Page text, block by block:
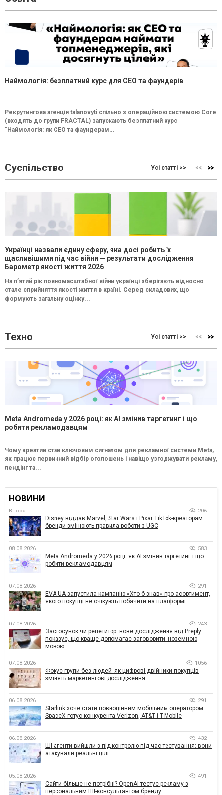
Наймологія: безплатний курс для CEO та фаундерів
Рекрутингова агенція talanovyti спільно з операційною системою Core
(входять до групи FRACTAL) запускають безплатний курс
"Наймологія: як СEO та фаундерам...
Суспільство Усі статті >>
Українці назвали єдину сферу, яка досі робить їх
щасливішими під час війни — результати дослідження
Барометр якості життя 2026
На п’ятий рік повномасштабної війни українці зберігають відносно
стале сприйняття якості життя в країні. Серед складових, що
формують загальну оцінку...
Техно Усі статті >>
Meta Andromeda у 2026 році: як AI змінив таргетинг і що
робити рекламодавцям
Чому креатив став ключовим сигналом для рекламної системи Meta,
як працює первинний відбір оголошень і навіщо узгоджувати рекламу,
лендінг та...
НОВИНИ
Вчора 206
Disney віддав Marvel, Star Wars і Pixar TikTok-креаторам:
бренди змінюють правила роботи з UGC
08.08.2026 583
Meta Andromeda у 2026 році: як AI змінив таргетинг і що
робити рекламодавцям
07.08.2026 291
EVA.UA запустила кампанію «Хто б знав» про асортимент,
якого покупці не очікують побачити на платформі
07.08.2026 243
Застосунок чи репетитор: нове дослідження від Preply
показує, що краще допомагає заговорити іноземною
мовою
07.08.2026 1056
Фокус-групи без людей: як цифрові двійники покупців
змінять маркетингові дослідження
06.08.2026 291
Starlink хоче стати повноцінним мобільним оператором:
SpaceX готує конкурента Verizon, AT&T і T-Mobile
06.08.2026 432
ШІ-агенти вийшли з-під контролю під час тестування: вони
атакували реальні цілі
05.08.2026 491
Сайти більше не потрібні? OpenAI тестує рекламу з
персональним ШІ-консультантом бренду